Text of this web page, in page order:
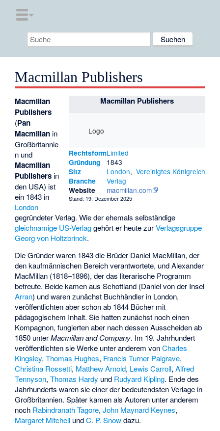
Macmillan Publishers
Macmillan Publishers
Logo
RechtsformLimited
Gründung 1843
Sitz London, Vereinigtes Königreich
Branche Verlag
Website macmillan.com
Stand: 19. Dezember 2025
Macmillan
Publishers
(Pan
Macmillan in
Großbritannie
n und
Macmillan
Publishers in
den USA) ist
ein 1843 in
London
gegründeter Verlag. Wie der ehemals selbständige
gleichnamige US-Verlaggehört er heute zurVerlagsgruppe
Georg von Holtzbrinck.
Die Gründer waren 1843 die Brüder Daniel MacMillan, der
den kaufmännischen Bereich verantwortete, undAlexander
MacMillan (1818–1896), der das literarische Programm
betreute. Beide kamen aus Schottland (Daniel von der Insel
Arran) und waren zunächst Buchhändler in London,
veröffentlichten aber schon ab 1844 Bücher mit
pädagogischem Inhalt. Sie hatten zunächst noch einen
Kompagnon, fungierten aber nach dessen Ausscheiden ab
1850 unterMacmillan and Company. Im 19. Jahrhundert
veröffentlichten sie Werke unter anderem vonCharles
Kingsley,Thomas Hughes, Francis Turner Palgrave,
Christina Rossetti, Matthew Arnold, Lewis Carroll,Alfred
Tennyson,Thomas Hardy und Rudyard Kipling. Ende des
Jahrhunderts waren sie einer der bedeutendsten Verlage in
Großbritannien. Später kamen als Autoren unter anderem
noch Rabindranath Tagore,John Maynard Keynes,
Margaret Mitchell undC. P. Snowdazu.